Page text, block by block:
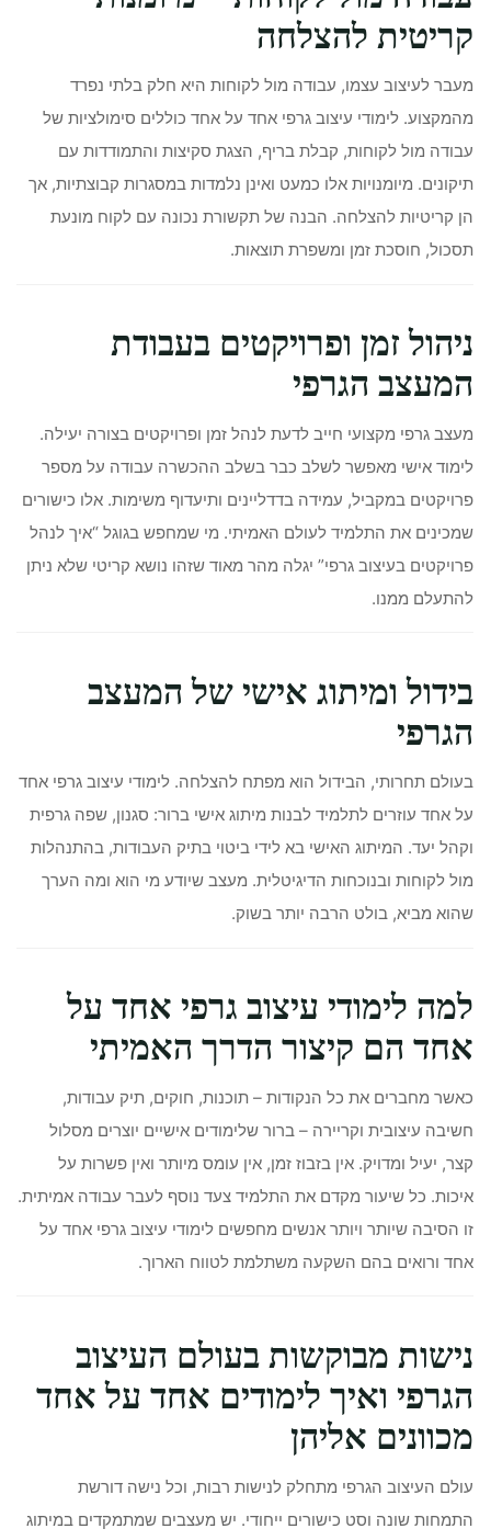
קריטית להצלחה
מעבר לעיצוב עצמו, עבודה מול לקוחות היא חלק בלתי נפרד
מהמקצוע. לימודי עיצוב גרפי אחד על אחד כוללים סימולציות של
עבודה מול לקוחות, קבלת בריף, הצגת סקיצות והתמודדות עם
תיקונים. מיומנויות אלו כמעט ואינן נלמדות במסגרות קבוצתיות, אך
הן קריטיות להצלחה. הבנה של תקשורת נכונה עם לקוח מונעת
תסכול, חוסכת זמן ומשפרת תוצאות.
ניהול זמן ופרויקטים בעבודת
המעצב הגרפי
מעצב גרפי מקצועי חייב לדעת לנהל זמן ופרויקטים בצורה יעילה.
לימוד אישי מאפשר לשלב כבר בשלב ההכשרה עבודה על מספר
פרויקטים במקביל, עמידה בדדליינים ותיעדוף משימות. אלו כישורים
שמכינים את התלמיד לעולם האמיתי. מי שמחפש בגוגל “איך לנהל
פרויקטים בעיצוב גרפי” יגלה מהר מאוד שזהו נושא קריטי שלא ניתן
להתעלם ממנו.
בידול ומיתוג אישי של המעצב
הגרפי
בעולם תחרותי, הבידול הוא מפתח להצלחה. לימודי עיצוב גרפי אחד
על אחד עוזרים לתלמיד לבנות מיתוג אישי ברור: סגנון, שפה גרפית
וקהל יעד. המיתוג האישי בא לידי ביטוי בתיק העבודות, בהתנהלות
מול לקוחות ובנוכחות הדיגיטלית. מעצב שיודע מי הוא ומה הערך
שהוא מביא, בולט הרבה יותר בשוק.
למה לימודי עיצוב גרפי אחד על
אחד הם קיצור הדרך האמיתי
כאשר מחברים את כל הנקודות – תוכנות, חוקים, תיק עבודות,
חשיבה עיצובית וקריירה – ברור שלימודים אישיים יוצרים מסלול
קצר, יעיל ומדויק. אין בזבוז זמן, אין עומס מיותר ואין פשרות על
איכות. כל שיעור מקדם את התלמיד צעד נוסף לעבר עבודה אמיתית.
זו הסיבה שיותר ויותר אנשים מחפשים לימודי עיצוב גרפי אחד על
אחד ורואים בהם השקעה משתלמת לטווח הארוך.
נישות מבוקשות בעולם העיצוב
הגרפי ואיך לימודים אחד על אחד
מכוונים אליהן
עולם העיצוב הגרפי מתחלק לנישות רבות, וכל נישה דורשת
התמחות שונה וסט כישורים ייחודי. יש מעצבים שמתמקדים במיתוג